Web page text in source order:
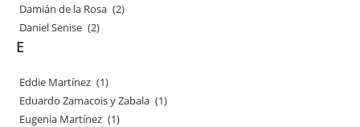
Damián de la Rosa (2)
Daniel Senise (2)
E
Eddie Martínez (1)
Eduardo Zamacois y Zabala (1)
Eugenia Martínez (1)